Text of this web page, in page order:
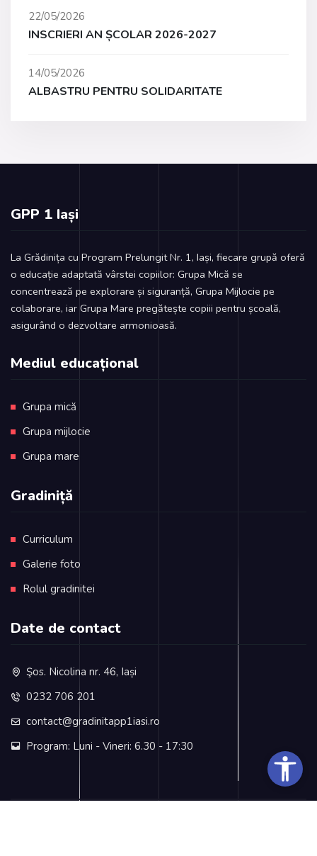
22/05/2026
INSCRIERI AN ȘCOLAR 2026-2027
14/05/2026
ALBASTRU PENTRU SOLIDARITATE
GPP 1 Iași
La Grădinița cu Program Prelungit Nr. 1, Iași, fiecare grupă oferă
o educație adaptată vârstei copiilor: Grupa Mică se
concentrează pe explorare și siguranță, Grupa Mijlocie pe
colaborare, iar Grupa Mare pregătește copiii pentru școală,
asigurând o dezvoltare armonioasă.
Mediul educațional
Grupa mică
Grupa mijlocie
Grupa mare
Gradiniță
Curriculum
Galerie foto
Rolul gradinitei
Date de contact
Şos. Nicolina nr. 46, Iași
0232 706 201
contact@gradinitapp1iasi.ro
Program: Luni - Vineri: 6.30 - 17:30